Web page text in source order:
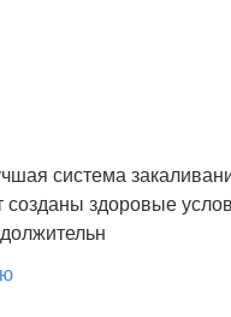
система
созданы здоровые